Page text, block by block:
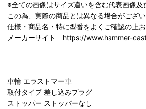
※全ての画像はサイズ違いを含む代表画像及
この為、実際の商品とは異なる場合がござ
仕様・商品名・特に型番をよくご確認の上
メーカーサイト https://www.hammer-
車輪 エラストマー車
取付タイプ 差し込みプラグ
ストッパー ストッパーなし